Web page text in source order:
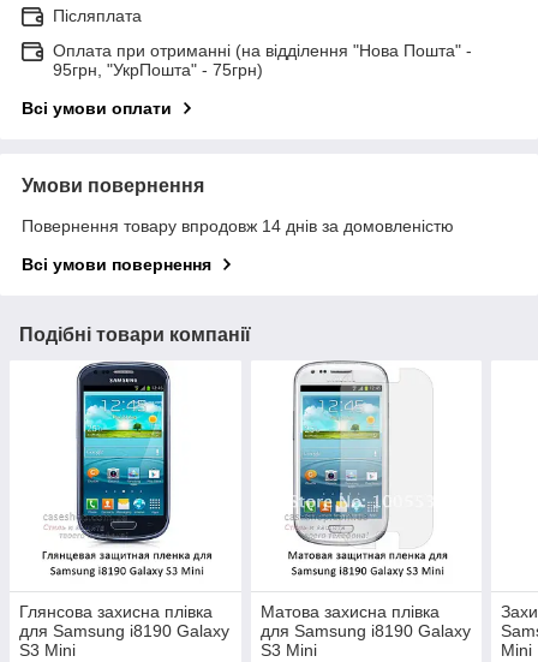
Післяплата
Оплата при отриманні (на відділення "Нова Пошта" -
95грн, "УкрПошта" - 75грн)
Всі умови оплати
Умови повернення
Повернення товару впродовж 14 днів за домовленістю
Всі умови повернення
Подібні товари компанії
Глянсова захисна плівка
для Samsung i8190 Galaxy
S3 Mini
Матова захисна плівка
для Samsung i8190 Galaxy
S3 Mini
Mini